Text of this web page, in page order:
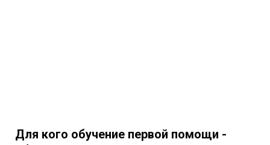
Для кого обучение первой помощи -